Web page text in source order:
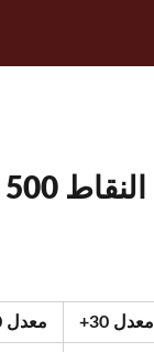
معدل 30+ معدل 40+